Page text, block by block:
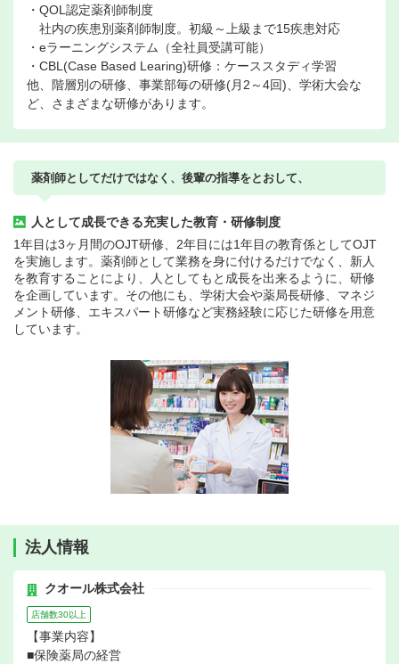
・QOL認定薬剤師制度
社内の疾患別薬剤師制度。初級～上級まで15疾患対応
・eラーニングシステム（全社員受講可能）
・CBL(Case Based Learing)研修：ケーススタディ学習
他、階層別の研修、事業部毎の研修(月2～4回)、学術大会な
ど、さまざまな研修があります。
薬剤師としてだけではなく、後輩の指導をとおして、
人として成長できる充実した教育・研修制度
1年目は3ヶ月間のOJT研修、2年目には1年目の教育係としてOJT
を実施します。薬剤師として業務を身に付けるだけでなく、新人
を教育することにより、人としてもと成長を出来るように、研修
を企画しています。その他にも、学術大会や薬局長研修、マネジ
メント研修、エキスパート研修など実務経験に応じた研修を用意
しています。
法人情報
クオール株式会社
店舗数30以上
【事業内容】
■保険薬局の経営